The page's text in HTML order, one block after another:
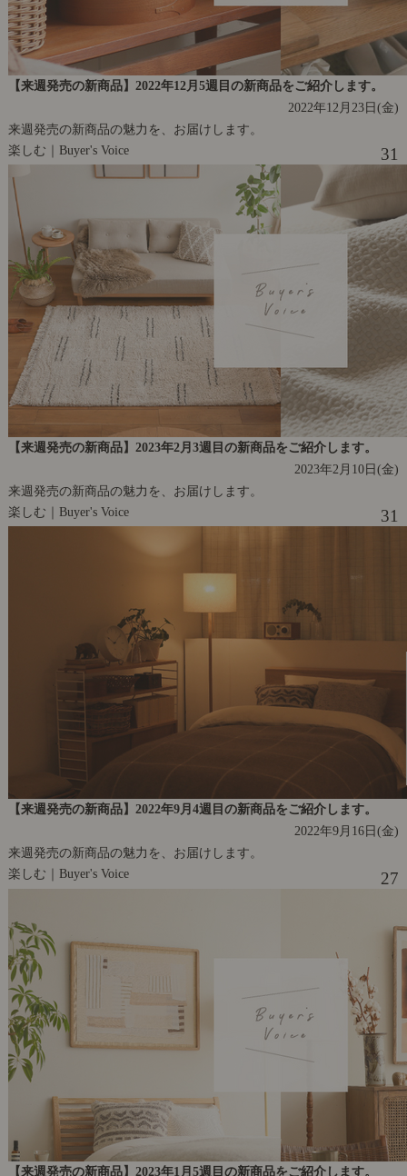
【来週発売の新商品】2022年12月5週目の新商品をご紹介します。
2022年12月23日(金)
来週発売の新商品の魅力を、お届けします。
楽しむ｜Buyer's Voice
31
【来週発売の新商品】2023年2月3週目の新商品をご紹介します。
2023年2月10日(金)
来週発売の新商品の魅力を、お届けします。
楽しむ｜Buyer's Voice
31
【来週発売の新商品】2022年9月4週目の新商品をご紹介します。
2022年9月16日(金)
来週発売の新商品の魅力を、お届けします。
楽しむ｜Buyer's Voice
27
【来週発売の新商品】2023年1月5週目の新商品をご紹介します。